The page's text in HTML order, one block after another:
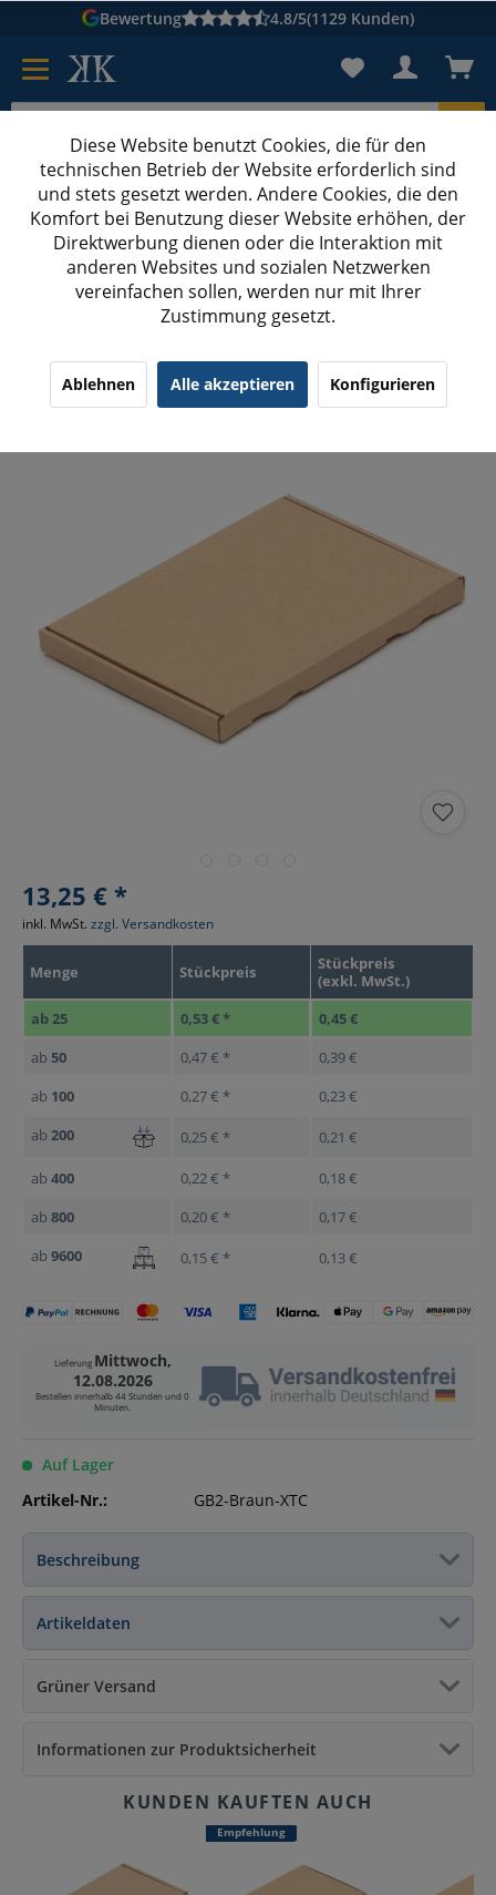
Bewertung 4.8/5(1129 Kunden)
Karton suchen
Kartons bedruckenKartons nach Maß
GLS Paketklasse XS
240x160x20 mm Großbrief Karton A5 (Außenmaß)
(8)5.00/5.00
13,25 € *
Menge Stückpreis
Stückpreis
(exkl. MwSt.)
ab 25 0,53 € *
0,45 €
ab 50 0,47 € *
0,39 €
ab 100 0,27 € *
0,23 €
ab 200 0,25 € * 0,21 €
ab 400 0,22 € *
0,18 €
ab 800 0,20 € *
0,17 €
ab 9600 0,15 € * 0,13 €
inkl. MwSt. zzgl. Versandkosten
Lieferung Mittwoch,
12.08.2026
Bestellen innerhalb44 Stunden und 0
Minuten.
Auf Lager
Artikel-Nr.:
GB2-Braun-XTC
Beschreibung
Artikeldaten
Grüner Versand
Informationen zur Produktsicherheit
Empfehlung
Diese Website benutzt Cookies, die für den
technischen Betrieb der Website erforderlich sind
und stets gesetzt werden. Andere Cookies, die den
Komfort bei Benutzung dieser Website erhöhen, der
Direktwerbung dienen oder die Interaktion mit
anderen Websites und sozialen Netzwerken
vereinfachen sollen, werden nur mit Ihrer
Zustimmung gesetzt.
Ablehnen Alle akzeptieren Konfigurieren